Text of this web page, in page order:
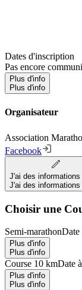
Dates d'inscription
Pas encore
Plus d'info
Plus d'info
Organisateur
Association
Facebook
J'ai des informations
J'ai des informations
Choisir une
Semi-marathonDate
Plus d'info
Plus d'info
Course 10 kmDate
Plus d'info
Plus d'info